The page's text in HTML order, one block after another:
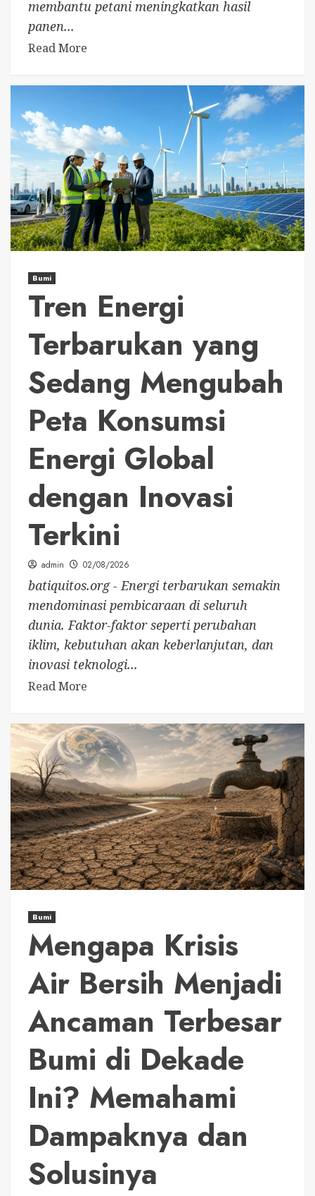
membantu petani meningkatkan hasil
panen...
Read More
Bumi
Tren Energi
Terbarukan yang
Sedang Mengubah
Peta Konsumsi
Energi Global
dengan Inovasi
Terkini
admin 02/08/2026
batiquitos.org - Energi terbarukan semakin
mendominasi pembicaraan di seluruh
dunia. Faktor-faktor seperti perubahan
iklim, kebutuhan akan keberlanjutan, dan
inovasi teknologi...
Read More
Bumi
Mengapa Krisis
Air Bersih Menjadi
Ancaman Terbesar
Bumi di Dekade
Ini? Memahami
Dampaknya dan
Solusinya